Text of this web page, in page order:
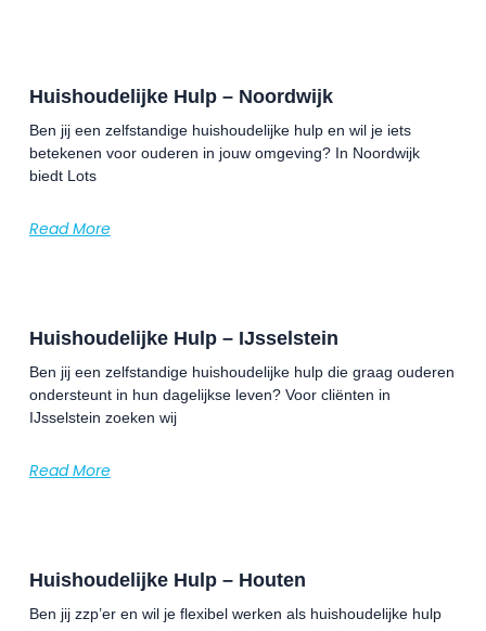
Huishoudelijke Hulp – Noordwijk
Ben jij een zelfstandige huishoudelijke hulp en wil je iets
betekenen voor ouderen in jouw omgeving? In Noordwijk
biedt Lots
Read More
Huishoudelijke Hulp – IJsselstein
Ben jij een zelfstandige huishoudelijke hulp die graag ouderen
ondersteunt in hun dagelijkse leven? Voor cliënten in
IJsselstein zoeken wij
Read More
Huishoudelijke Hulp – Houten
Ben jij zzp’er en wil je flexibel werken als huishoudelijke hulp